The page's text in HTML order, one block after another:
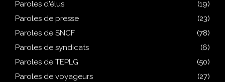
Paroles d'élus
(19)
Paroles de presse
(23)
Paroles de SNCF
(78)
Paroles de syndicats
(6)
Paroles de TEPLG
(50)
Paroles de voyageurs
(27)